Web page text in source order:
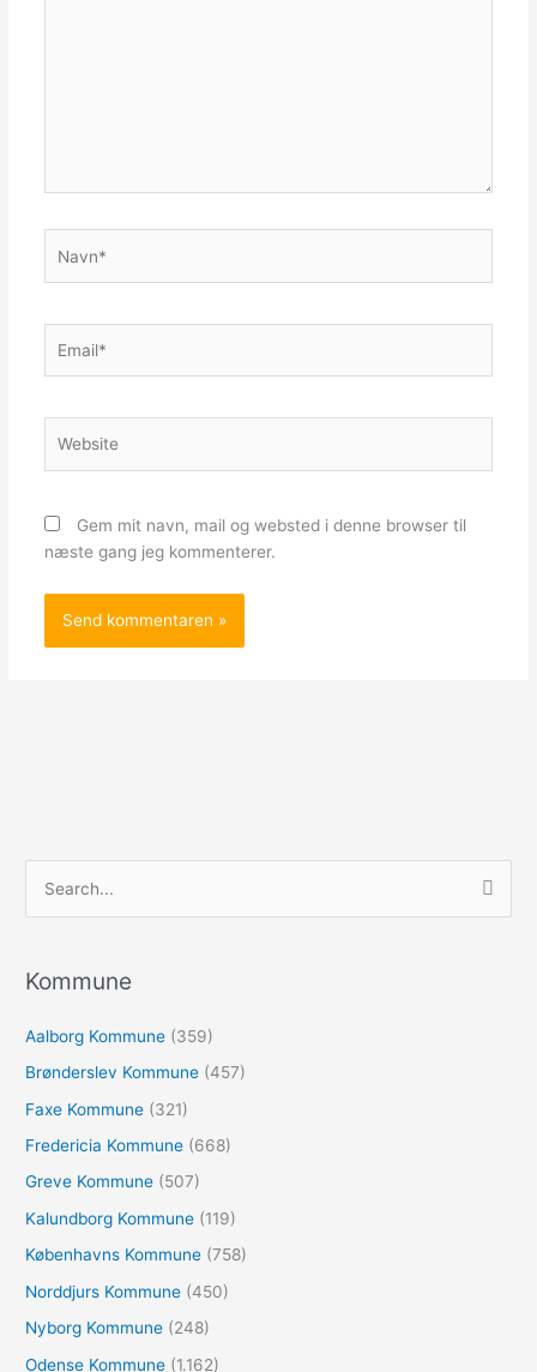
Gem mit navn, mail og websted i denne browser til
næste gang jeg kommenterer.
e
t
e
r
Kommune
Aalborg Kommune (359)
Brønderslev Kommune (457)
Faxe Kommune (321)
Fredericia Kommune (668)
Greve Kommune (507)
Kalundborg Kommune (119)
Københavns Kommune (758)
Norddjurs Kommune (450)
Nyborg Kommune (248)
Odense Kommune (1.162)